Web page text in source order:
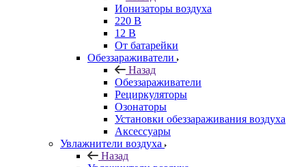
Ионизаторы воздуха
220 В
12 В
От батарейки
Обеззараживатели
Назад
Обеззараживатели
Рециркуляторы
Озонаторы
Установки обеззараживания воздуха
Аксессуары
Увлажнители воздуха
Назад